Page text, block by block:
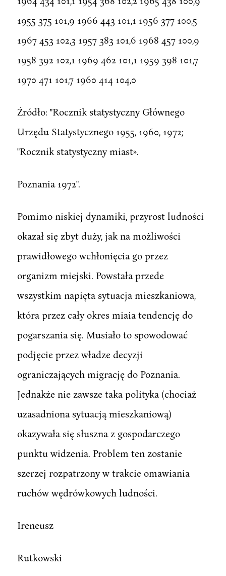
1955 375 101,9 1966 443 101,1 1956 377 100,5
1967 453 102,3 1957 383 101,6 1968 457 100,9
1958 392 102,1 1969 462 101,1 1959 398 101,7
1970 471 101,7 1960 414 104,0
Źródło: "Rocznik statystyczny Głównego
Urzędu Statystycznego 1955, 1960, 1972;
"Rocznik statystyczny miast».
Poznania 1972".
Pomimo niskiej dynamiki, przyrost ludności
okazał się zbyt duży, jak na możliwości
prawidłowego wchłonięcia go przez
organizm miejski. Powstała przede
wszystkim napięta sytuacja mieszkaniowa,
która przez cały okres miaia tendencję do
pogarszania się. Musiało to spowodować
podjęcie przez władze decyzji
ograniczających migrację do Poznania.
Jednakże nie zawsze taka polityka (chociaż
uzasadniona sytuacją mieszkaniową)
okazywała się słuszna z gospodarczego
punktu widzenia. Problem ten zostanie
szerzej rozpatrzony w trakcie omawiania
ruchów wędrówkowych ludności.
Ireneusz
Rutkowski